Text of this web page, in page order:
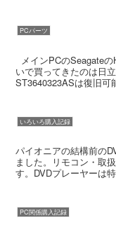
PCパーツ
メインPCのSeagate
いで買ってきたのは日
ST3640323ASは復旧可
いろいろ購入記録
パイオニアの結構前の
ました。リモコン・取
す。DVDプレーヤーは
PC関係購入記録